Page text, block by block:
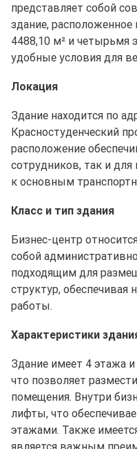
представляет собой
здание,
4488,10 м² и четырьмя
удобные условия для
Локация
Здание находится по
Красностуденческий
расположение
сотрудников, так и для
к основным
Класс и тип здания
Бизнес-центр
собой
подходящим для
структур, обеспечивая
работы.
Характеристики
Здание имеет 4 этажа
что позволяет
помещения. Внутри
лифты, что
этажами. Также